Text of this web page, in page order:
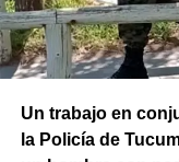
Un trabajo en
la Policía de